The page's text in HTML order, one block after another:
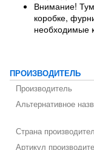
Внимание!
коробке,
необходимые
ПРОИЗВОДИТЕЛЬ
Производитель
Альтернативное
Страна
Артикул